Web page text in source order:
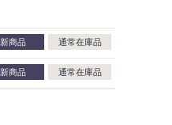
新商品 通常在庫品
新商品 通常在庫品